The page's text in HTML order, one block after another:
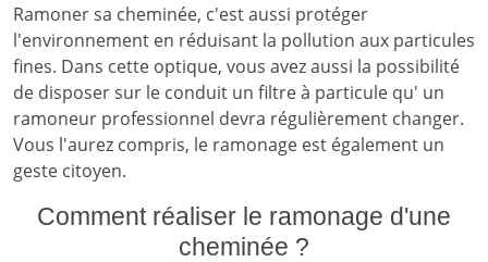
Ramoner sa cheminée, c'est aussi protéger
l'environnement en réduisant la pollution aux particules
fines. Dans cette optique, vous avez aussi la possibilité
de disposer sur le conduit un filtre à particule qu' un
ramoneur professionnel devra régulièrement changer.
Vous l'aurez compris, le ramonage est également un
geste citoyen.
Comment réaliser le ramonage d'une
cheminée ?